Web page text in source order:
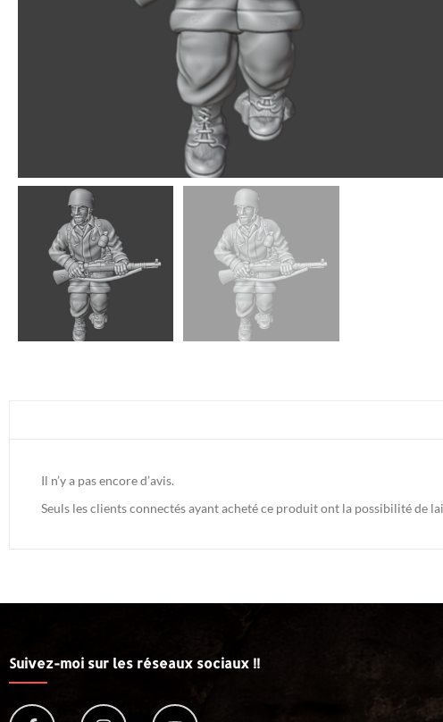
Il n’y a pas encore d’avis.
Seuls les clients connectés ayant acheté ce produit ont la possibilité de
Suivez-moi sur les réseaux sociaux !!